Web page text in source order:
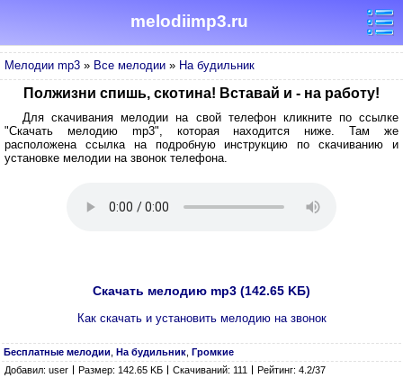
melodiimp3.ru
Мелодии mp3 » Все мелодии » На будильник
Полжизни спишь, скотина! Вставай и - на работу!
Для скачивания мелодии на свой телефон кликните по ссылке
"Скачать мелодию mp3", которая находится ниже. Там же
расположена ссылка на подробную инструкцию по скачиванию и
установке мелодии на звонок телефона.
Скачать мелодию mp3 (142.65 KБ)
Как скачать и установить мелодию на звонок
Бесплатные мелодии На будильник Громкие
Добавил: user
Размер: 142.65 KБ Скачиваний: 111 Рейтинг: 4.2/37